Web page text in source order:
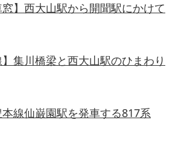
】西大山駅から開聞駅にかけて
】集川橋梁と西大山駅のひまわり
本線仙巌園駅を発車する817系